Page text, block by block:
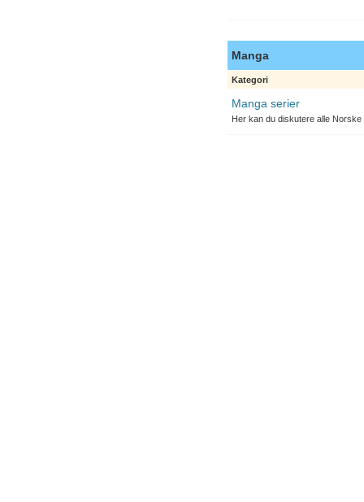
Manga
Kategori
Manga serier
Her kan du diskutere alle Norske